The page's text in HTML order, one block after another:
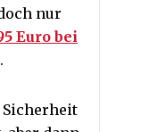
nur
Euro bei